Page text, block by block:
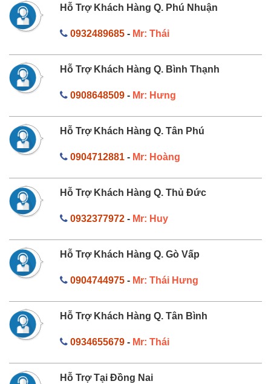
Hỗ Trợ Khách Hàng Q. Phú Nhuận
0932489685- Mr: Thái
Hỗ Trợ Khách Hàng Q. Bình Thạnh
0908648509- Mr: Hưng
Hỗ Trợ Khách Hàng Q. Tân Phú
0904712881- Mr: Hoàng
Hỗ Trợ Khách Hàng Q. Thủ Đức
0932377972- Mr: Huy
Hỗ Trợ Khách Hàng Q. Gò Vấp
0904744975- Mr: Thái Hưng
Hỗ Trợ Khách Hàng Q. Tân Bình
0934655679- Mr: Thái
Hỗ Trợ Tại Đồng Nai